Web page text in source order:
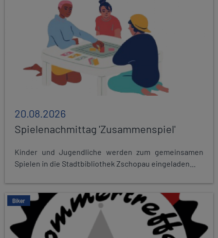
20.08.2026
Spielenachmittag 'Zusammenspiel'
Kinder und Jugendliche werden zum gemeinsamen
Spielen in die Stadtbibliothek Zschopau eingeladen...
Biker